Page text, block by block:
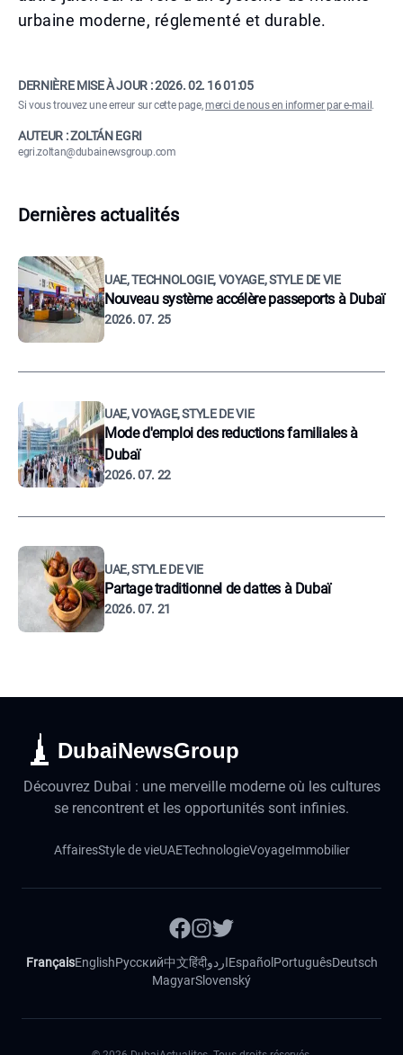
urbaine moderne, réglementé et durable.
DERNIÈRE MISE À JOUR :2026. 02. 16 01:05
Si vous trouvez une erreur sur cette page,merci de nous en informer par e-mail .
AUTEUR : ZOLTÁN EGRI
egri.zoltan@dubainewsgroup.com
Dernières actualités
UAE, TECHNOLOGIE, VOYAGE, STYLE DE VIE
Nouveau système accélère passeports à Dubaï
2026. 07. 25
UAE, VOYAGE, STYLE DE VIE
Mode d'emploi des reductions familiales à
Dubaï
2026. 07. 22
UAE, STYLE DE VIE
Partage traditionnel de dattes à Dubaï
2026. 07. 21
DubaiNewsGroup
Découvrez Dubai : une merveille moderne où les cultures
se rencontrent et les opportunités sont infinies.
AffairesStyle de vieUAETechnologieVoyageImmobilier
FrançaisEnglishРусский中文हिंदीاردوEspañol PortuguêsDeutsch
MagyarSlovenský